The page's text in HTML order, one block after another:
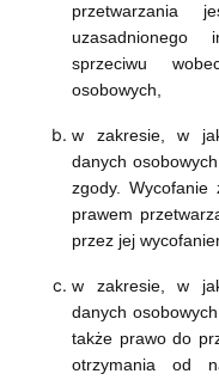
przetwarzania
sprzeciwu
osobowych,
w zakresie, w
danych
zgody. Wycofanie
prawem
przez jej
w zakresie, w
danych
także prawo do
otrzymania od